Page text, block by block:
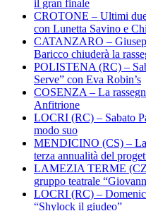
il gran finale
CROTONE – Ultimi
con Lunetta Savino e
CATANZARO –
Baricco chiuderà la
POLISTENA (RC) –
Serve” con Eva Robin’s
COSENZA – La
Anfitrione
LOCRI (RC) – Sabato
modo suo
MENDICINO (CS) – La
terza annualità del
LAMEZIA TERME
gruppo teatrale
LOCRI (RC) –
“Shylock il giudeo”